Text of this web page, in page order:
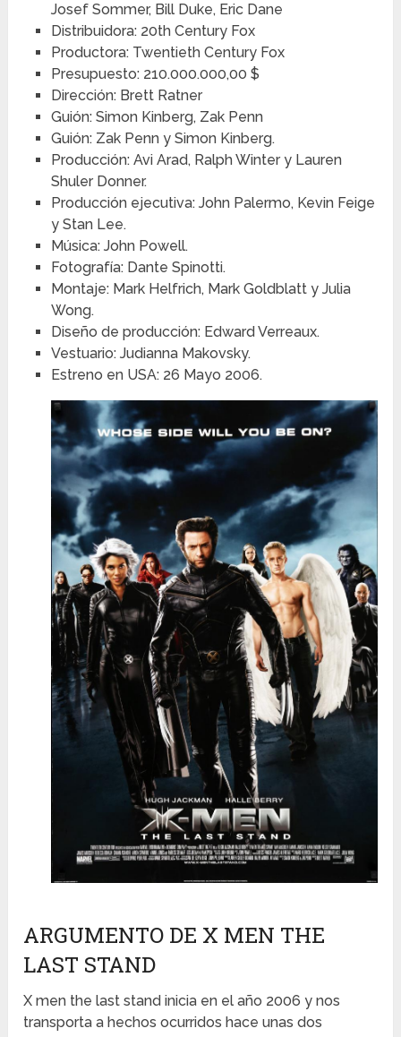
Josef Sommer, Bill Duke, Eric Dane
Distribuidora: 20th Century Fox
Productora: Twentieth Century Fox
Presupuesto: 210.000.000,00 $
Dirección: Brett Ratner
Guión: Simon Kinberg, Zak Penn
Guión: Zak Penn y Simon Kinberg.
Producción: Avi Arad, Ralph Winter y Lauren
Shuler Donner.
Producción ejecutiva: John Palermo, Kevin Feige
y Stan Lee.
Música: John Powell.
Fotografía: Dante Spinotti.
Montaje: Mark Helfrich, Mark Goldblatt y Julia
Wong.
Diseño de producción: Edward Verreaux.
Vestuario: Judianna Makovsky.
Estreno en USA: 26 Mayo 2006.
ARGUMENTO DE X MEN THE
LAST STAND
X men the last stand inicia en el año 2006 y nos
transporta a hechos ocurridos hace unas dos